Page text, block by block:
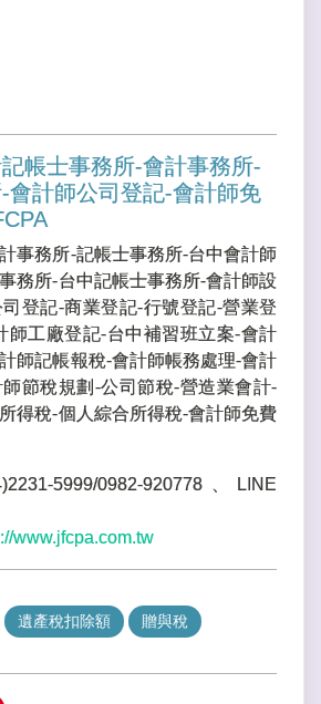
帳士事務所-會計事務所-
會計師公司登記-會計師免
事務所-記帳士事務所-台中會計師
務所-台中記帳士事務所-會計師設
登記-商業登記-行號登記-營業登
師工廠登記-台中補習班立案-會計
師記帳報稅-會計師帳務處理-會計
節稅規劃-公司節稅-營造業會計-
得稅-個人綜合所得稅-會計師免費
5999/0982-920778、LINE
www.jfcpa.com.tw
遺產稅扣除額 贈與稅